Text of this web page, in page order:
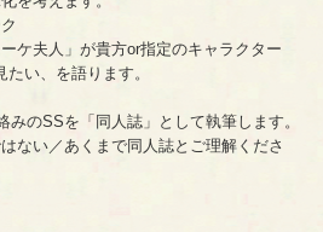
ケ夫人」が貴方or指定のキャラクター
たい、を語ります。
のSSを「同人誌」として執筆します。
ない／あくまで同人誌とご理解くださ